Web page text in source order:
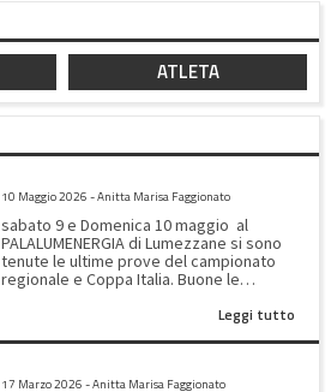
ATLETA
10 Maggio 2026 - Anitta Marisa Faggionato
sabato 9 e Domenica 10 maggio al
PALALUMENERGIA di Lumezzane si sono
tenute le ultime prove del campionato
regionale e Coppa Italia. Buone le
giornata, si rientra con un po’ di
accompagnate dall’istruttrice Sara
Leggi tutto
17 Marzo 2026 - Anitta Marisa Faggionato